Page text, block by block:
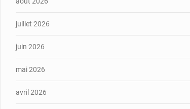
juillet 2026
juin 2026
mai 2026
avril 2026